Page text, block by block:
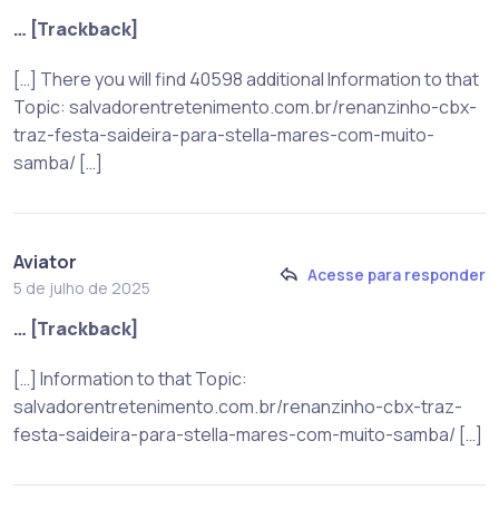
… [Trackback]
[…] There you will find 40598 additional Information to that
Topic: salvadorentretenimento.com.br/renanzinho-cbx-
traz-festa-saideira-para-stella-mares-com-muito-
samba/ […]
Aviator
5 de julho de 2025
Acesse para responder
… [Trackback]
[…] Information to that Topic:
salvadorentretenimento.com.br/renanzinho-cbx-traz-
festa-saideira-para-stella-mares-com-muito-samba/ […]